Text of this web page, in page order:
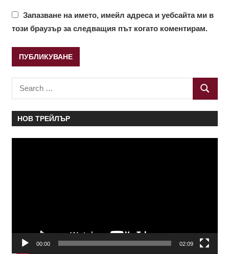
Запазване на името, имейл адреса и уебсайта ми в
този браузър за следващия път когато коментирам.
Search
for:
SEARCH
НОВ ТРЕЙЛЪР
00:00 02:09